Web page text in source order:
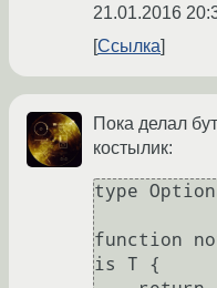
21.01.2016
Ссылка
Пока делал
костылик:
type
function
is T {